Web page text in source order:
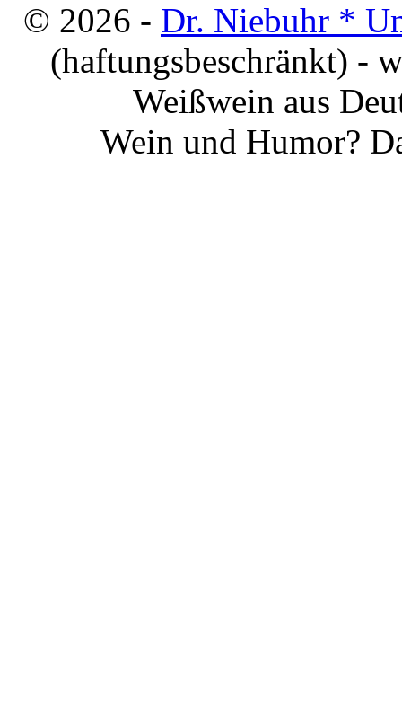
© 2026 - Dr. Niebuhr *
(haftungsbeschränkt) -
Weißwein aus
Wein und Humor?